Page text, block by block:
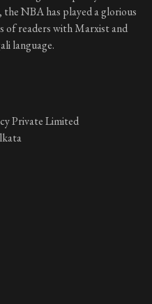
NBA has played a glorious
of readers with Marxist and
language.
Private Limited